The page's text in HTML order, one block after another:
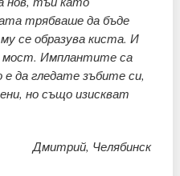
трябваше да бъде
се образува киста. И
мост. Имплантите са
да гледате зъбите си,
но също изискват
Дмитрий, Челябинск